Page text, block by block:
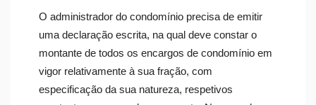
O administrador do condomínio precisa de emitir
uma declaração escrita, na qual deve constar o
montante de todos os encargos de condomínio em
vigor relativamente à sua fração, com
especificação da sua natureza, respetivos